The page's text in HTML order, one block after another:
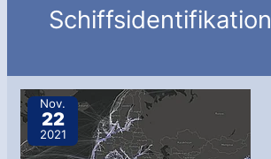
Schiffsidentifikation
Nov.
22
2021